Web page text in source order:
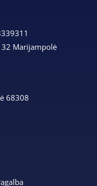
Marijampolė
68308